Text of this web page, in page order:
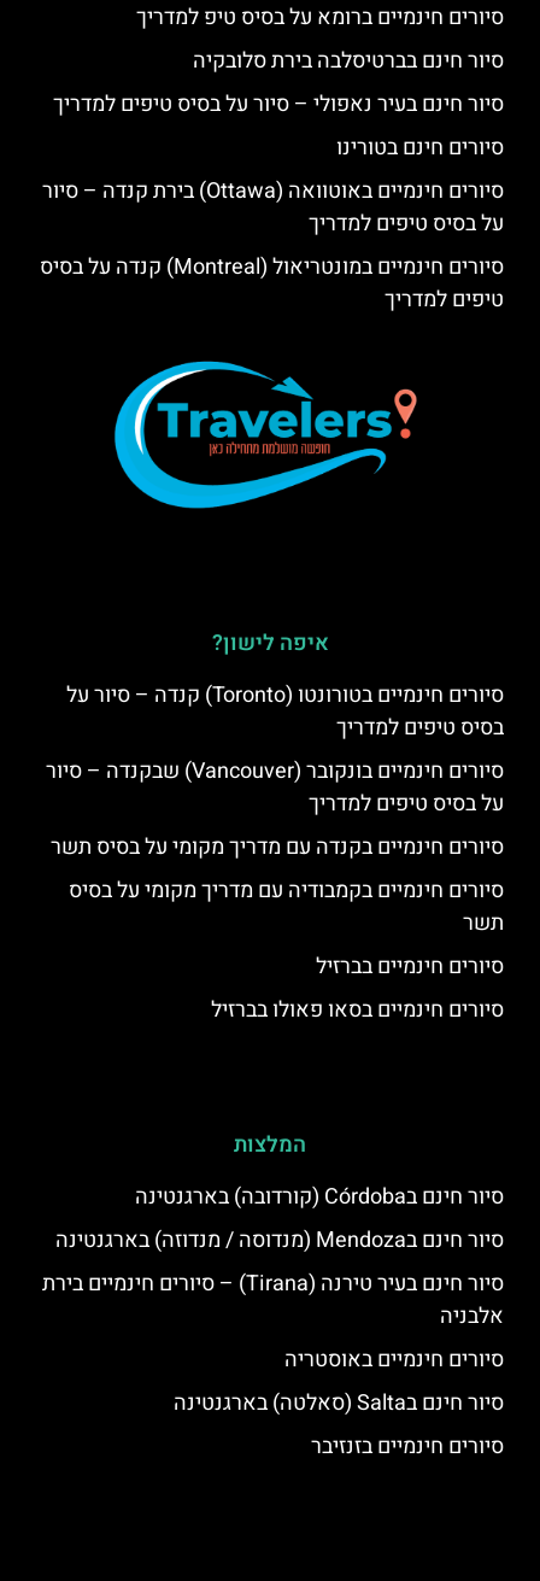
סיורים חינמיים ברומא על בסיס טיפ למדריך
סיור חינם בברטיסלבה בירת סלובקיה
סיור חינם בעיר נאפולי – סיור על בסיס טיפים למדריך
סיורים חינם בטורינו
סיורים חינמיים באוטוואה (Ottawa) בירת קנדה – סיור
על בסיס טיפים למדריך
סיורים חינמיים במונטריאול (Montreal) קנדה על בסיס
טיפים למדריך
איפה לישון?
סיורים חינמיים בטורונטו (Toronto) קנדה – סיור על
בסיס טיפים למדריך
סיורים חינמיים בונקובר (Vancouver) שבקנדה – סיור
על בסיס טיפים למדריך
סיורים חינמיים בקנדה עם מדריך מקומי על בסיס תשר
סיורים חינמיים בקמבודיה עם מדריך מקומי על בסיס
תשר
סיורים חינמיים בברזיל
סיורים חינמיים בסאו פאולו בברזיל
המלצות
סיור חינם בCórdoba (קורדובה) בארגנטינה
סיור חינם בMendoza (מנדוסה / מנדוזה) בארגנטינה
סיור חינם בעיר טירנה (Tirana) – סיורים חינמיים בירת
אלבניה
סיורים חינמיים באוסטריה
סיור חינם בSalta (סאלטה) בארגנטינה
סיורים חינמיים בזנזיבר